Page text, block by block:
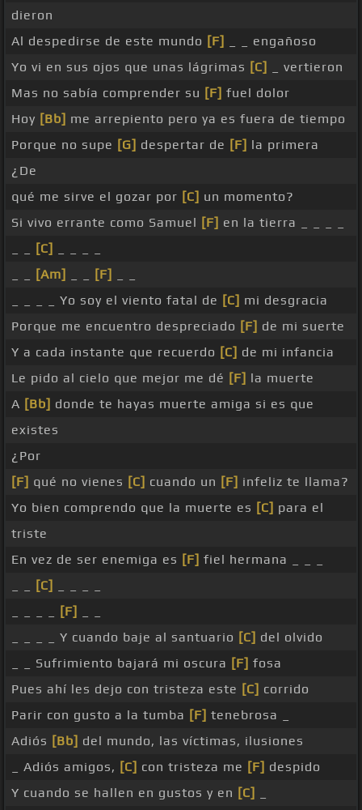
dieron
Al despedirse de este mundo [F]
_ _ engañoso
Yo vi en sus ojos que unas lágrimas [C]
_ vertieron
Mas no sabía comprender su [F] fuel dolor
Hoy [Bb] me arrepiento pero ya es fuera de tiempo
Porque no supe [G] despertar de [F] la primera
¿De
qué me sirve el gozar por [C] un momento?
Si vivo errante como Samuel [F] en la tierra _ _ _ _
[C]
[Am] [F]
_ _ _ _ Yo soy el viento fatal de [C] mi desgracia
Porque me encuentro despreciado [F] de mi suerte
Y a cada instante que recuerdo [C] de mi infancia
Le pido al cielo que mejor me dé [F] la muerte
A [Bb] donde te hayas muerte amiga si es que
existes
¿Por
[F] qué no vienes [C] cuando un [F] infeliz te llama?
Yo bien comprendo que la muerte es [C] para el
triste
En vez de ser enemiga es [F] fiel hermana _ _ _
[C]
[F]
_ _ _ _ Y cuando baje al santuario [C] del olvido
_ _ Sufrimiento bajará mi oscura [F] fosa
Pues ahí les dejo con tristeza este [C] corrido
Parir con gusto a la tumba [F] tenebrosa _
Adiós [Bb] del mundo, las víctimas, ilusiones
_ Adiós amigos, [C] con tristeza me [F] despido
Y cuando se hallen en gustos y en [C]